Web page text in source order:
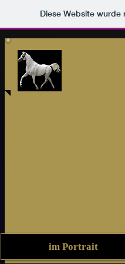
Diese Website
im Portrait